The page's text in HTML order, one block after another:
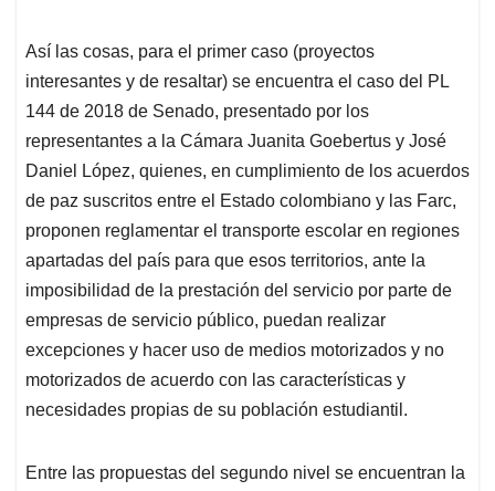
Así las cosas, para el primer caso (proyectos
interesantes y de resaltar) se encuentra el caso del PL
144 de 2018 de Senado, presentado por los
representantes a la Cámara Juanita Goebertus y José
Daniel López, quienes, en cumplimiento de los acuerdos
de paz suscritos entre el Estado colombiano y las Farc,
proponen reglamentar el transporte escolar en regiones
apartadas del país para que esos territorios, ante la
imposibilidad de la prestación del servicio por parte de
empresas de servicio público, puedan realizar
excepciones y hacer uso de medios motorizados y no
motorizados de acuerdo con las características y
necesidades propias de su población estudiantil.
Entre las propuestas del segundo nivel se encuentran la